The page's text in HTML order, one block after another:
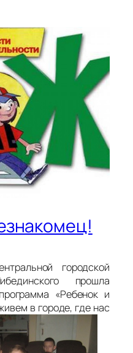
городской
прошла
«Ребенок и
в городе, где нас